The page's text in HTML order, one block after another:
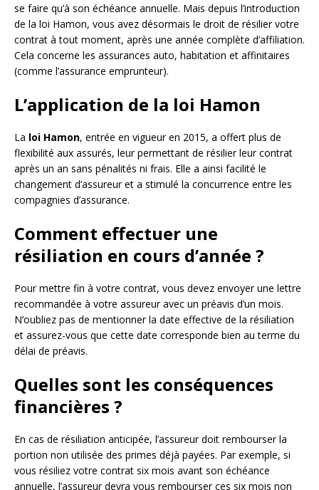
se faire qu’à son échéance annuelle. Mais depuis l’introduction
de la loi Hamon, vous avez désormais le droit de résilier votre
contrat à tout moment, après une année complète d’affiliation.
Cela concerne les assurances auto, habitation et affinitaires
(comme l’assurance emprunteur).
L’application de la loi Hamon
La loi Hamon, entrée en vigueur en 2015, a offert plus de
flexibilité aux assurés, leur permettant de résilier leur contrat
après un an sans pénalités ni frais. Elle a ainsi facilité le
changement d’assureur et a stimulé la concurrence entre les
compagnies d’assurance.
Comment effectuer une
résiliation en cours d’année ?
Pour mettre fin à votre contrat, vous devez envoyer une lettre
recommandée à votre assureur avec un préavis d’un mois.
N’oubliez pas de mentionner la date effective de la résiliation
et assurez-vous que cette date corresponde bien au terme du
délai de préavis.
Quelles sont les conséquences
financières ?
En cas de résiliation anticipée, l’assureur doit rembourser la
portion non utilisée des primes déjà payées. Par exemple, si
vous résiliez votre contrat six mois avant son échéance
annuelle, l’assureur devra vous rembourser ces six mois non